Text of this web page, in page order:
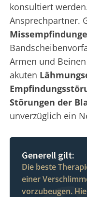
konsultiert
Ansprechpartner.
Armen und
akuten
Störungen der
unverzüglich ein
Generell gilt:
Die beste
einer
vorzubeugen.